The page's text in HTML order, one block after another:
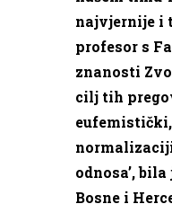
najvjernije i
profesor s
znanosti
cilj tih
odnosa’,
Bosne i